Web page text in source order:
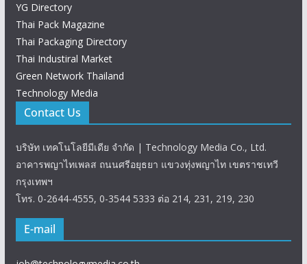
YG Directory
Thai Pack Magazine
Thai Packaging Directory
Thai Industiral Market
Green Network Thailand
Technology Media
Contact Us
บริษัท เทคโนโลยีมีเดีย จำกัด | Technology Media Co., Ltd.
อาคารพญาไทเพลส ถนนศรีอยุธยา แขวงทุ่งพญาไท เขตราชเทวี
กรุงเทพฯ
โทร. 0-2644-4555, 0-3544 5333 ต่อ 214, 231, 219, 230
E-mail